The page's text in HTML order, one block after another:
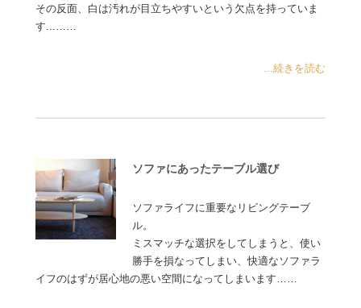
その反面、白は汚れが目立ちやすいという欠点を持っていま
す...……
...続きを読む
ソファにあったテーブル選び
ソファライフに重要なリビングテーブ
ル。
ミスマッチな選択をしてしまうと、使い
勝手を損なってしまい、快適なソファラ
イフのはずが居心地の悪い空間になってしまいます……